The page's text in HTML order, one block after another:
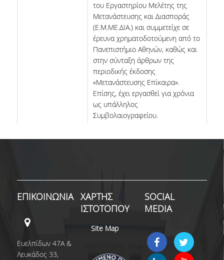
του Εργαστηρίου Μελέτης της
Μετανάστευσης και Διασποράς
(Ε.Μ.ΜΕ.ΔΙΑ.) και συμμετείχε σε
έρευνα χρηματοδοτούμενη από το
Πανεπιστήμιο Αθηνών, καθώς και
στην σύνταξη άρθρων της
περιοδικής έκδοσης
«Μετανάστευσης Επίκαιρα».
Επίσης, έχει εργασθεί για χρόνια
ως υπάλληλος
Συμβολαιογραφείου.
ΕΠΙΚΟΙΝΩΝΙΑ
Ευελπίδων 47Α &
Λευκάδος 33,
ΧΑΡΤΗΣ
ΙΣΤΟΤΟΠΟΥ
Site Map
SOCIAL
MEDIA